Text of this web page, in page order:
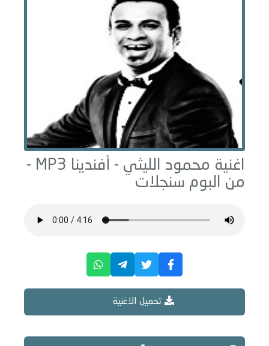
اغنية محمود الليثي - أفندينا
MP3 -
من البوم سنجلات
تحميل الاغنية